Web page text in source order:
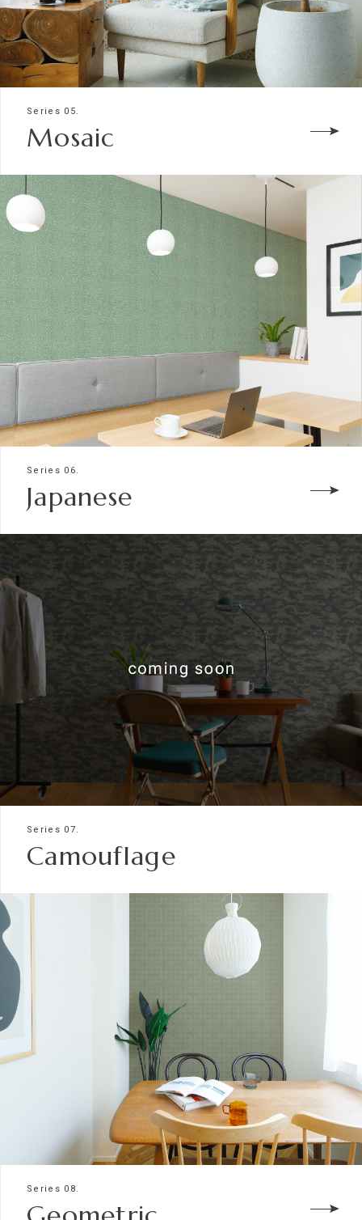
Series 05.
Mosaic
Series 06.
Japanese
Series 07.
Camouflage
Series 08.